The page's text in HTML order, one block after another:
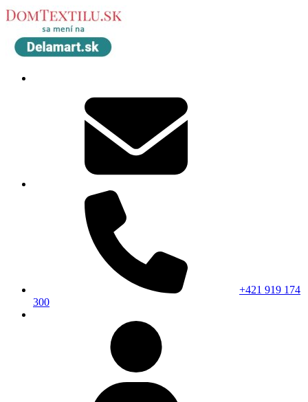
+421 919 174
300